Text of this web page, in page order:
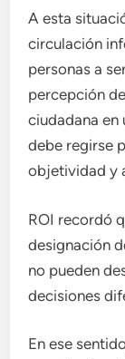
A esta
circulación
personas a
percepción
ciudadana en
debe regirse
objetividad y
ROI recordó
designación
no pueden
decisiones
En ese